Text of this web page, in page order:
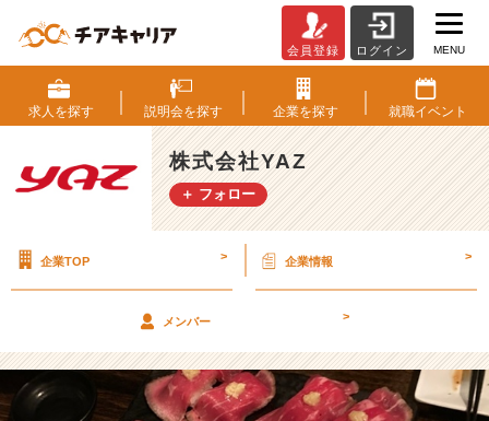
4
卒
内
定
者
研
え
式
会
社
会員登録 ログイン MENU
求人を探す 説明会を探す 企業を探す 就職イベント
株式会社YAZ
＋ フォロー
企業TOP > 企業情報 >
メンバー >